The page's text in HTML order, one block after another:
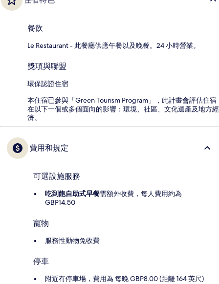
餐飲
Le Restaurant - 此餐廳供應午餐以及晚餐。24 小時營業。
獎項與聯盟
環保認證住宿
本住宿已參與「Green Tourism Program」，此計畫會評估住宿
在以下一個或多個面向的影響：環境、社區、文化遺產及地方經
濟。
費用和規定
可選設施服務
吃到飽自助式早餐需額外收費，每人費用約為
GBP14.50
寵物
服務性動物免收費
停車
附近有停車場，費用為 每晚 GBP8.00 (距離 164 英尺)